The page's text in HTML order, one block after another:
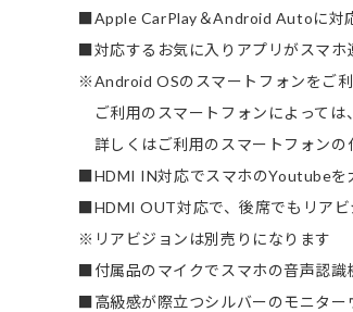
■Apple CarPlay＆Android Autoに対
■対応するお気に入りアプリがスマホ
※Android OSのスマートフォンをご
ご利用のスマートフォンによっては
詳しくはご利用のスマートフォンの
■HDMI IN対応でスマホのYoutubeを
■HDMI OUT対応で、後席でもリア
※リアビジョンは別売りになります
■付属品のマイクでスマホの音声認識
■高級感が際立つシルバーのモニター